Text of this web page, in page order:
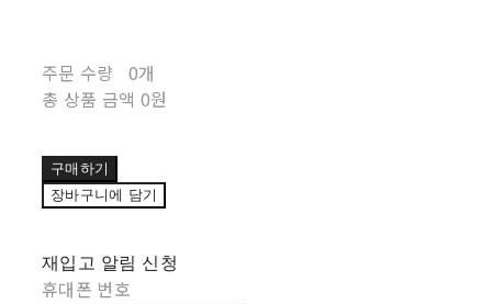
주문 수량
0개
총 상품 금액 0원
구매하기
장바구니에 담기
재입고 알림 신청
휴대폰 번호